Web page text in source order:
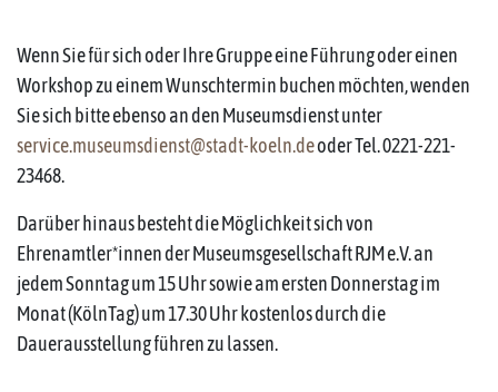
Wenn Sie für sich oder Ihre Gruppe eine Führung oder einen
Workshop zu einem Wunschtermin buchen möchten, wenden
Sie sich bitte ebenso an den Museumsdienst unter
service.museumsdienst@stadt-koeln.deoder Tel. 0221-221-
23468.
Darüber hinaus besteht die Möglichkeit sich von
Ehrenamtler*innen der Museumsgesellschaft RJM e.V. an
jedem Sonntag um 15 Uhr sowie am ersten Donnerstag im
Monat (KölnTag) um 17.30 Uhr kostenlos durch die
Dauerausstellung führen zu lassen.